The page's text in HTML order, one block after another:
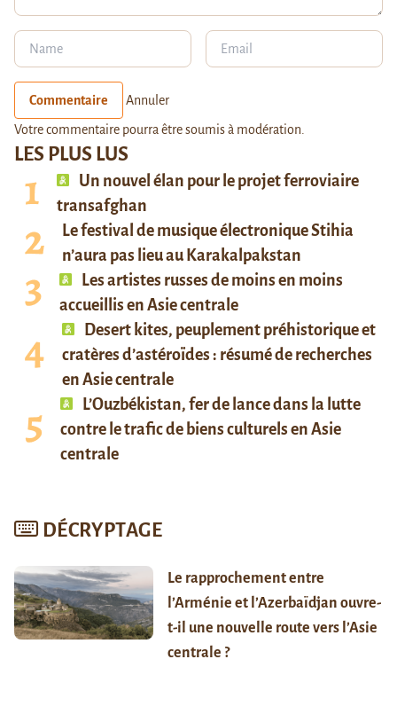
LES PLUS LUS
Un nouvel élan pour le projet ferroviaire
transafghan
Le festival de musique électronique Stihia
n’aura pas lieu au Karakalpakstan
Les artistes russes de moins en moins
accueillis en Asie centrale
Desert kites, peuplement préhistorique et
cratères d’astéroïdes : résumé de recherches
en Asie centrale
L’Ouzbékistan, fer de lance dans la lutte
contre le trafic de biens culturels en Asie
centrale
DÉCRYPTAGE
Le rapprochement entre
l’Arménie et l’Azerbaïdjan ouvre-
t-il une nouvelle route vers l’Asie
centrale ?
Commentaire Annuler
Votre commentaire pourra être soumis à modération.